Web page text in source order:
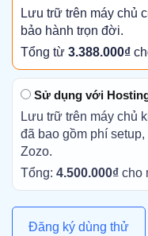
Lưu trữ trên máy chủ
bảo hành trọn đời.
Tổng từ 3.388.000₫
Sử dụng với
Lưu trữ trên máy chủ
đã bao gồm phí
Zozo.
Tổng: 4.500.000₫ cho
Đăng ký dùng thử